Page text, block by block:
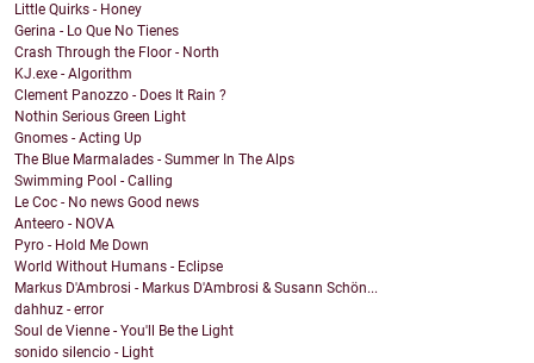
Little Quirks - Honey
Gerina - Lo Que No Tienes
Crash Through the Floor - North
KJ.exe - Algorithm
Clement Panozzo - Does It Rain ?
Nothin Serious Green Light
Gnomes - Acting Up
The Blue Marmalades - Summer In The Alps
Swimming Pool - Calling
Le Coc - No news Good news
Anteero - NOVA
Pyro - Hold Me Down
World Without Humans - Eclipse
Markus D'Ambrosi - Markus D'Ambrosi & Susann Schön...
dahhuz - error
Soul de Vienne - You'll Be the Light
sonido silencio - Light